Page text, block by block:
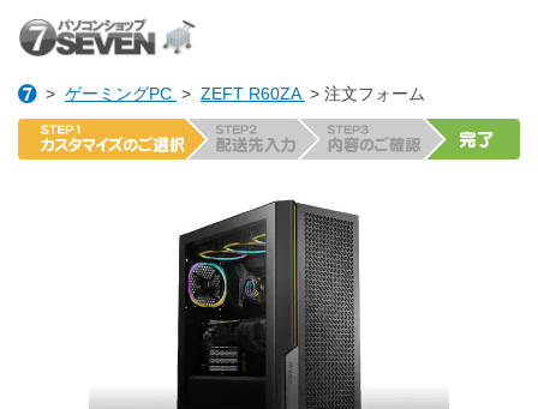
> ゲーミングPC > ZEFT R60ZA > 注文フォーム